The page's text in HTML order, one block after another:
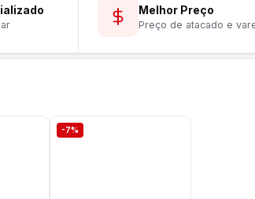
Melhor Preço
Preço de atacado e
-7%